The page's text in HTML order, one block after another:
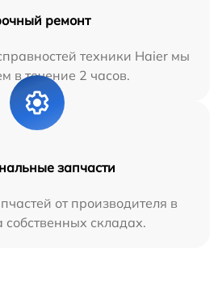
ремонт
техники Haier мы
в течение 2 часов.
запчасти
от производителя в
складах.